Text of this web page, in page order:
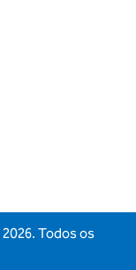
2026. Todos os